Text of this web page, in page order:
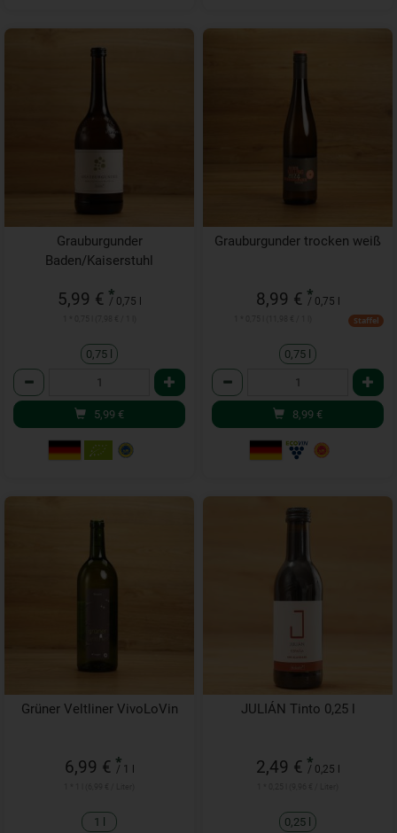
Grauburgunder
Baden/Kaiserstuhl
5,99 € *
/ 0,75 l
0,75 l
Anzahl
5,99 €
Grauburgunder trocken weiß
8,99 € *
/ 0,75 l
Staffel
0,75 l
Anzahl
8,99 €
Grüner Veltliner VivoLoVin
6,99 € *
/ 1 l
1 l
JULIÁN Tinto 0,25 l
2,49 € *
/ 0,25 l
0,25 l